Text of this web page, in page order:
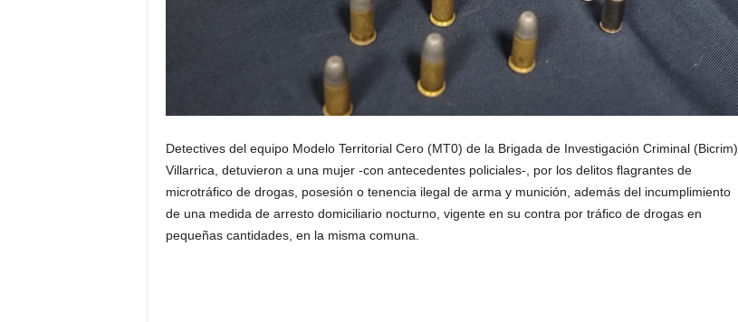
Detectives del equipo Modelo Territorial Cero (MT0) de la Brigada de Investigación Criminal (Bicrim)
Villarrica, detuvieron a una mujer -con antecedentes policiales-, por los delitos flagrantes de
microtráfico de drogas, posesión o tenencia ilegal de arma y munición, además del incumplimiento
de una medida de arresto domiciliario nocturno, vigente en su contra por tráfico de drogas en
pequeñas cantidades, en la misma comuna.